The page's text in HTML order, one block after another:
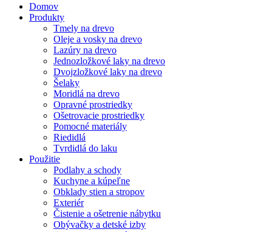
Domov
Produkty
Tmely na drevo
Oleje a vosky na drevo
Lazúry na drevo
Jednozložkové laky na drevo
Dvojzložkové laky na drevo
Šelaky
Moridlá na drevo
Opravné prostriedky
Ošetrovacie prostriedky
Pomocné materiály
Riedidlá
Tvrdidlá do laku
Použitie
Podlahy a schody
Kuchyne a kúpeľne
Obklady stien a stropov
Exteriér
Čistenie a ošetrenie nábytku
Obývačky a detské izby